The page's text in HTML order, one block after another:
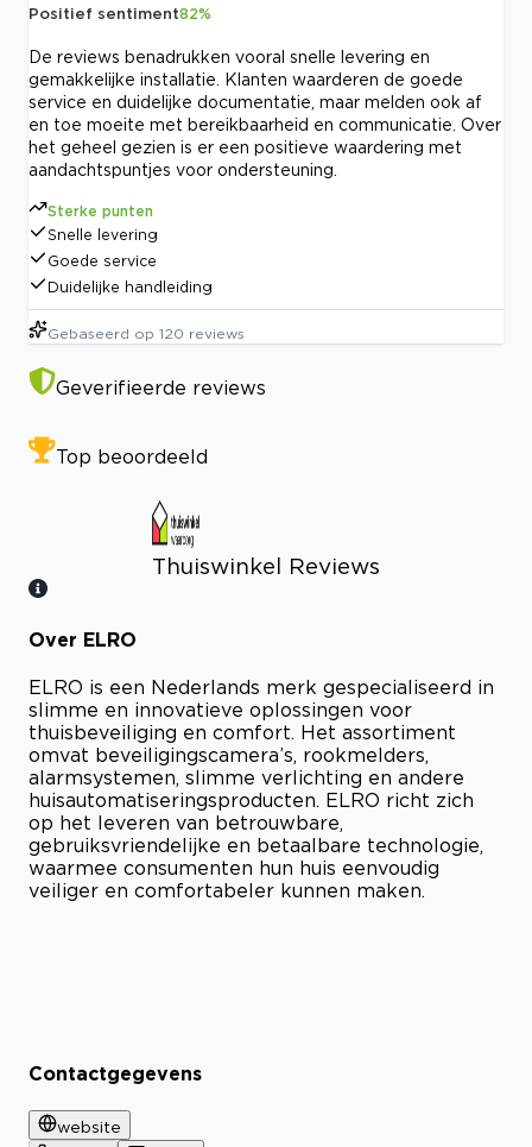
Positief sentiment82%
De reviews benadrukken vooral snelle levering en
gemakkelijke installatie. Klanten waarderen de goede
service en duidelijke documentatie, maar melden ook af
en toe moeite met bereikbaarheid en communicatie. Over
het geheel gezien is er een positieve waardering met
aandachtspuntjes voor ondersteuning.
Sterke punten
Snelle levering
Goede service
Duidelijke handleiding
Gebaseerd op 120 reviews
Geverifieerde reviews
Top beoordeeld
Thuiswinkel Reviews
Bekijk certificaat
Over ELRO
ELRO is een Nederlands merk gespecialiseerd in
slimme en innovatieve oplossingen voor
thuisbeveiliging en comfort. Het assortiment
omvat beveiligingscamera’s, rookmelders,
alarmsystemen, slimme verlichting en andere
huisautomatiseringsproducten. ELRO richt zich
op het leveren van betrouwbare,
gebruiksvriendelijke en betaalbare technologie,
waarmee consumenten hun huis eenvoudig
veiliger en comfortabeler kunnen maken.
Contactgegevens
website